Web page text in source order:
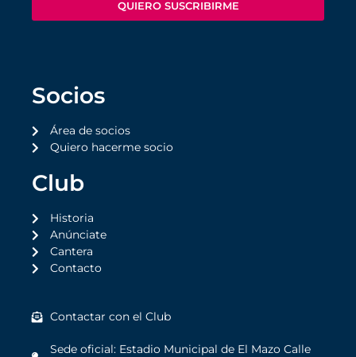
QUIERO SUSCRIBIRME
Socios
Área de socios
Quiero hacerme socio
Club
Historia
Anúnciate
Cantera
Contacto
Contactar con el Club
Sede oficial: Estadio Municipal de El Mazo Calle